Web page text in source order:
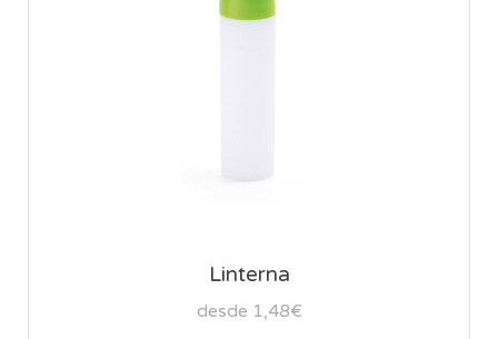
Linterna
desde 1,48€